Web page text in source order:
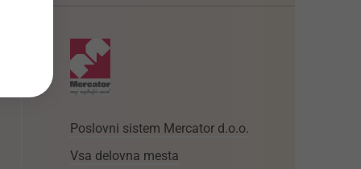
Poslovni sistem Mercator d.o.o.
Vsa delovna mesta